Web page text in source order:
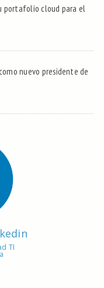
portafolio cloud para el
nuevo presidente de
TI